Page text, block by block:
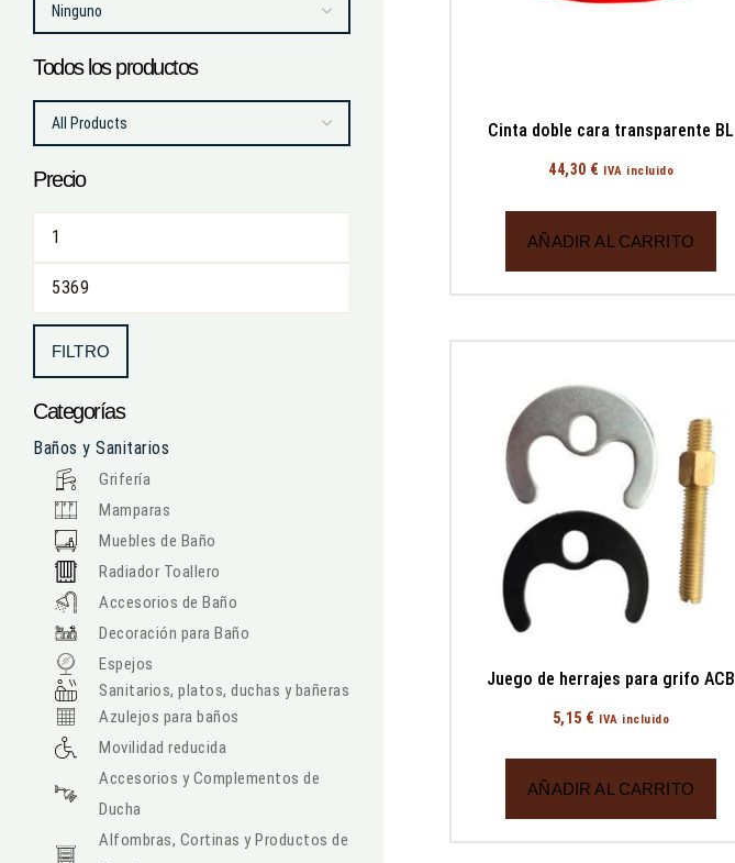
Todos los productos
Precio
FILTRO
Categorías
Baños y Sanitarios
Grifería
Mamparas
Muebles de Baño
Radiador Toallero
Accesorios de Baño
Decoración para Baño
Espejos
Sanitarios, platos, duchas y bañeras
Azulejos para baños
Movilidad reducida
Accesorios y Complementos de
Ducha
Alfombras, Cortinas y Productos de
Cinta doble cara transparente BL
44,30 € IVA incluido
AÑADIR AL CARRITO
Juego de herrajes para grifo ACB
5,15 € IVA incluido
AÑADIR AL CARRITO